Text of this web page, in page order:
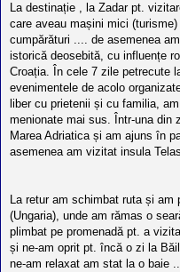
e
d
n
R
o
m
n
i
a
La destinație , la Zadar pt.
care aveau mașini mici
cumpărături .... de asemenea
istorică deosebită, cu influențe
Croația. În cele 7 zile petrecute
evenimentele de acolo
liber cu prietenii și cu familia,
menionate mai sus. Într-una din
Marea Adriatica și am ajuns în
asemenea am vizitat insula
La retur am schimbat ruta și
(Ungaria), unde am rămas o
plimbat pe promenadă pt. a
și ne-am oprit pt. încă o zi la
ne-am relaxat am stat la o baie